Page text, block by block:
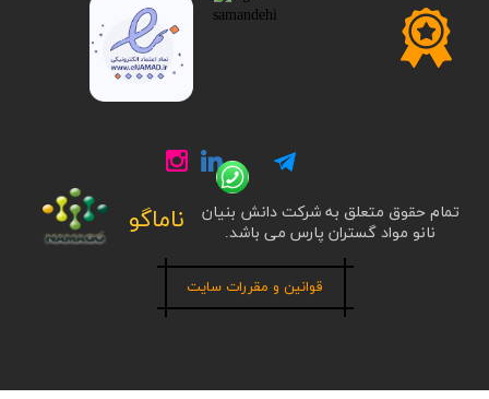
تمام حقوق متعلق به شرکت دانش بنیان
نانو مواد گستران پارس می باشد.
ناماگو
قوانین و مقررات سایت